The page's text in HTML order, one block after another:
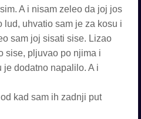
A i nisam zeleo da joj jos
lud, uhvatio sam je za kosu i
sam joj sisati sise. Lizao
sise, pljuvao po njima i
je dodatno napalilo. A i
kad sam ih zadnji put